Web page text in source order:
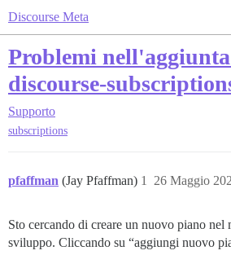
Discourse Meta
Problemi
discourse-
Supporto
subscriptions
pfaffman (Jay Pfaffman) 26 Maggio
1
Sto cercando di creare un nuovo piano nel
sviluppo. Cliccando su “aggiungi nuovo